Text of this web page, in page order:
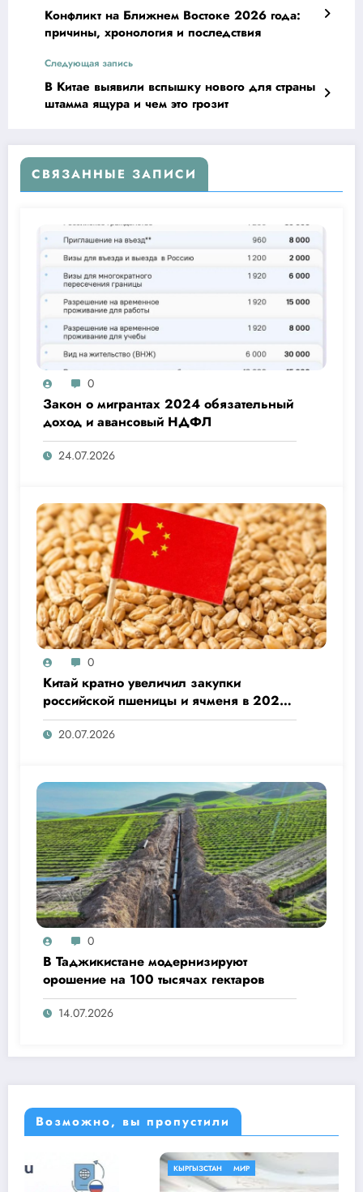
Конфликт на Ближнем Востоке 2026 года:
причины, хронология и последствия
Следующая запись
В Китае выявили вспышку нового для страны
штамма ящура и чем это грозит
СВЯЗАННЫЕ ЗАПИСИ
0
Закон о мигрантах 2024 обязательный
доход и авансовый НДФЛ
24.07.2026
0
Китай кратно увеличил закупки
российской пшеницы и ячменя в 2026
году
20.07.2026
0
В Таджикистане модернизируют
орошение на 100 тысячах гектаров
14.07.2026
Возможно, вы пропустили
КЫРГЫЗСТАН